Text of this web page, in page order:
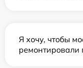
Я хочу, чтобы
ремонтировали